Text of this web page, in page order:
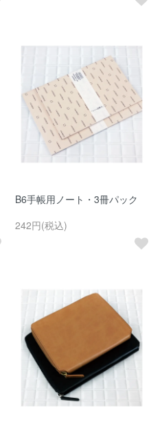
B6手帳用ノート・3冊パック
242円(税込)